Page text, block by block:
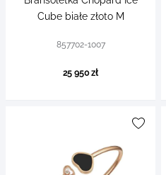
Cube białe złoto M
857702-1007
25 950 zł